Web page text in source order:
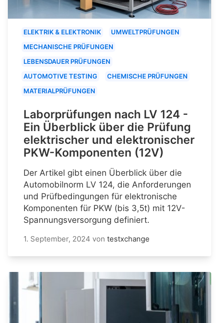
ELEKTRIK & ELEKTRONIK
UMWELTPRÜFUNGEN
MECHANISCHE PRÜFUNGEN
LEBENSDAUER PRÜFUNGEN
AUTOMOTIVE TESTING
CHEMISCHE PRÜFUNGEN
MATERIALPRÜFUNGEN
Laborprüfungen nach LV 124 -
Ein Überblick über die Prüfung
elektrischer und elektronischer
PKW-Komponenten (12V)
Der Artikel gibt einen Überblick über die
Automobilnorm LV 124, die Anforderungen
und Prüfbedingungen für elektronische
Komponenten für PKW (bis 3,5t) mit 12V-
Spannungsversorgung definiert.
1. September, 2024 von testxchange